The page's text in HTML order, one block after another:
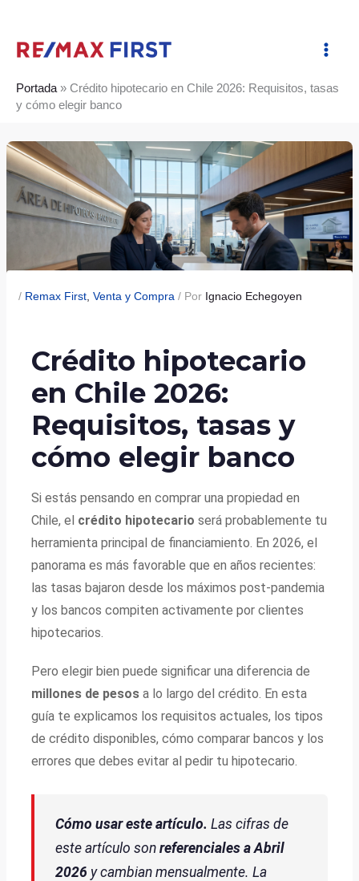
contenido
Portada » Crédito hipotecario en Chile 2026: Requisitos, tasas
y cómo elegir banco
/ Remax First,Venta y Compra / Por Ignacio Echegoyen
Crédito hipotecario
en Chile 2026:
Requisitos, tasas y
cómo elegir banco
Si estás pensando en comprar una propiedad en
Chile, el crédito hipotecario será probablemente tu
herramienta principal de financiamiento. En 2026, el
panorama es más favorable que en años recientes:
las tasas bajaron desde los máximos post-pandemia
y los bancos compiten activamente por clientes
hipotecarios.
Pero elegir bien puede significar una diferencia de
millones de pesos a lo largo del crédito. En esta
guía te explicamos los requisitos actuales, los tipos
de crédito disponibles, cómo comparar bancos y los
errores que debes evitar al pedir tu hipotecario.
Cómo usar este artículo. Las cifras de
este artículo sonreferenciales a Abril
2026 y cambian mensualmente. La